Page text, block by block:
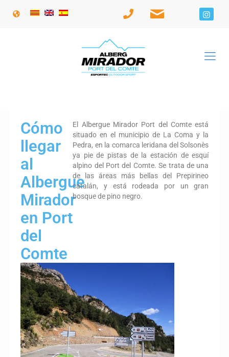
Cómo
llegar
al
Albergue
Mirador
en Port
del
Comte
El Albergue Mirador Port del Comte está
situado en el municipio de La Coma y la
Pedra, en la comarca leridana del Solsonès
ya pie de pistas de la estación de esquí
alpino del Port del Comte. Se trata de una
de las áreas más bellas del Prepirineo
catalán, y está rodeada por un gran
bosque de pino negro.